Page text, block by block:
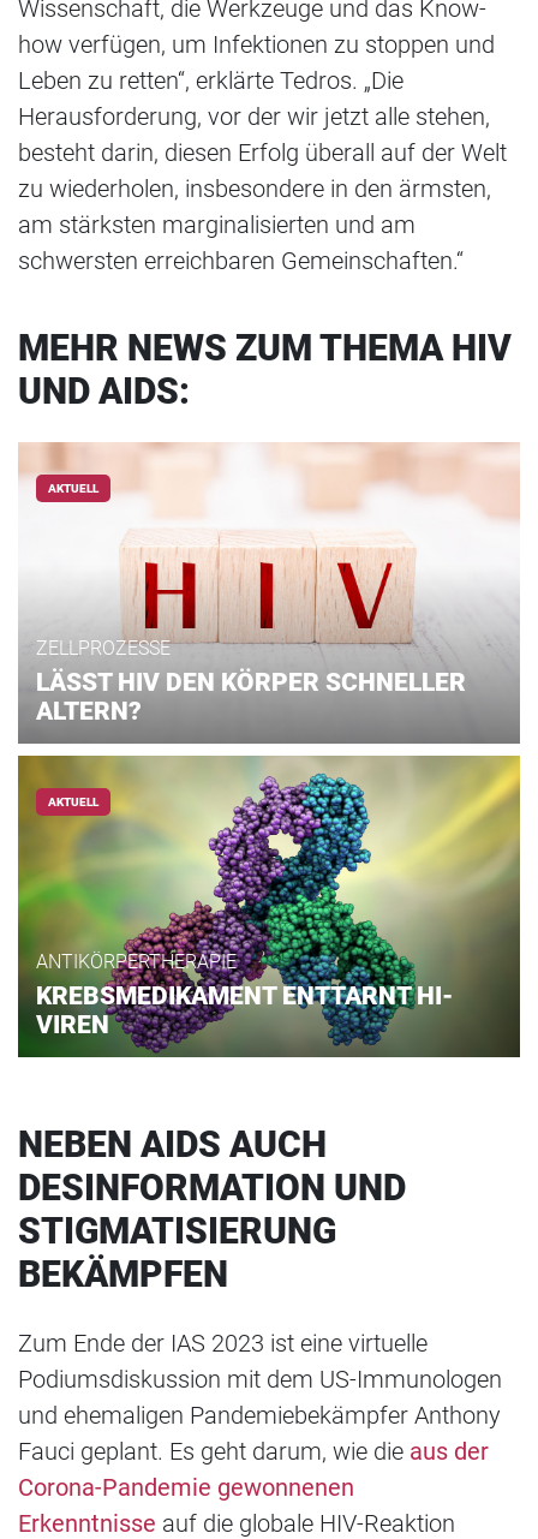
Wissenschaft, die Werkzeuge und das Know-
how verfügen, um Infektionen zu stoppen und
Leben zu retten“, erklärte Tedros. „Die
Herausforderung, vor der wir jetzt alle stehen,
besteht darin, diesen Erfolg überall auf der Welt
zu wiederholen, insbesondere in den ärmsten,
am stärksten marginalisierten und am
schwersten erreichbaren Gemeinschaften.“
MEHR NEWS ZUM THEMA HIV
UND AIDS:
AKTUELL
ZELLPROZESSE
LÄSST HIV DEN KÖRPER SCHNELLER
ALTERN?
AKTUELL
ANTIKÖRPERTHERAPIE
KREBSMEDIKAMENT ENTTARNT HI-
VIREN
NEBEN AIDS AUCH
DESINFORMATION UND
STIGMATISIERUNG
BEKÄMPFEN
Zum Ende der IAS 2023 ist eine virtuelle
Podiumsdiskussion mit dem US-Immunologen
und ehemaligen Pandemiebekämpfer Anthony
Fauci geplant. Es geht darum, wie die aus der
Corona-Pandemie gewonnenen
Erkenntnisse auf die globale HIV-Reaktion